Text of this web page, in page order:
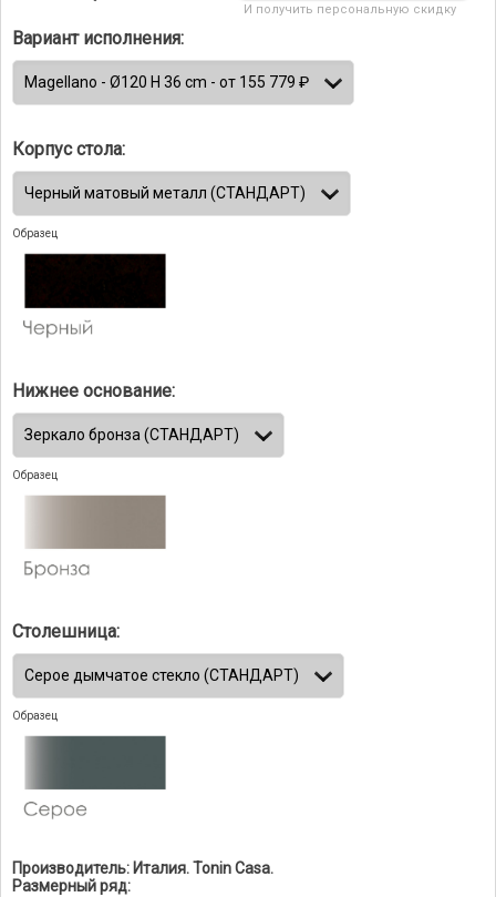
И получить персональную скидку
Вариант исполнения:
Корпус стола:
Образец
Нижнее основание:
Образец
Столешница:
Образец
Производитель: Италия. Tonin Casa.
Размерный ряд: